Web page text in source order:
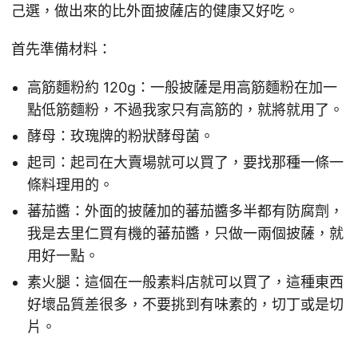
己選，做出來的比外面披薩店的健康又好吃。
首先準備材料：
高筋麵粉約 120g：一般披薩是用高筋麵粉在加一
點低筋麵粉，不過我家只有高筋的，就將就用了。
酵母：玫瑰牌的粉狀酵母菌。
起司：起司在大賣場就可以買了，要找那種一條一
條料理用的。
蕃茄醬：外面的披薩加的蕃茄醬多半都有防腐劑，
我是去里仁買有機的蕃茄醬，只做一兩個披薩，就
用好一點。
素火腿：這個在一般素料店就可以買了，這種東西
好壞品質差很多，不要挑到有味素的，切丁或是切
片。